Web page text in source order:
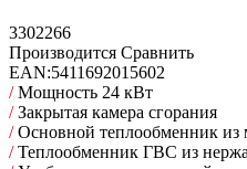
3302266
Производится Сравнить
EAN:5411692015602
/Мощность 24 кВт
/Закрытая камера сгорания
/Основной теплообменник из
/Теплообменник ГВС из